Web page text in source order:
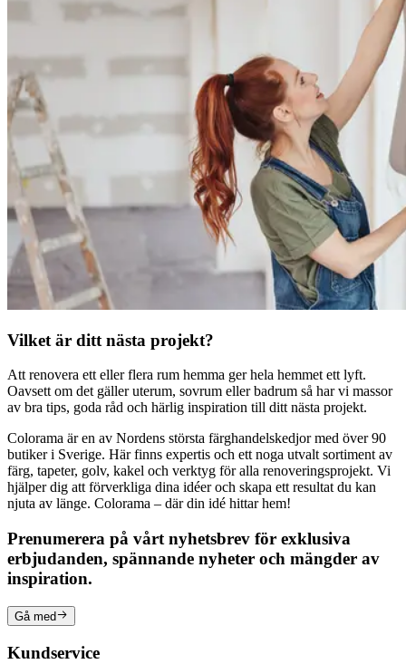
Vilket är ditt nästa projekt?
Att renovera ett eller flera rum hemma ger hela hemmet ett lyft.
Oavsett om det gäller uterum, sovrum eller badrum så har vi massor
av bra tips, goda råd och härlig inspiration till ditt nästa projekt.
Colorama är en av Nordens största färghandelskedjor med över 90
butiker i Sverige. Här finns expertis och ett noga utvalt sortiment av
färg, tapeter, golv, kakel och verktyg för alla renoveringsprojekt. Vi
hjälper dig att förverkliga dina idéer och skapa ett resultat du kan
njuta av länge. Colorama – där din idé hittar hem!
Prenumerera på vårt nyhetsbrev för exklusiva
erbjudanden, spännande nyheter och mängder av
inspiration.
Gå med
Kundservice